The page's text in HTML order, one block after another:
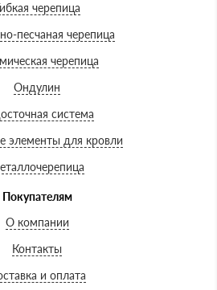
черепица
песчаная черепица
черепица
Ондулин
система
элементы для кровли
Покупателям
О компании
Контакты
и оплата